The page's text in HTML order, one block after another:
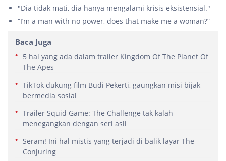
"Dia tidak mati, dia hanya mengalami krisis eksistensial."
“I’m a man with no power, does that make me a woman?”
Baca Juga
5 hal yang ada dalam trailer Kingdom Of The Planet Of
The Apes
TikTok dukung film Budi Pekerti, gaungkan misi bijak
bermedia sosial
Trailer Squid Game: The Challenge tak kalah
menegangkan dengan seri asli
Seram! Ini hal mistis yang terjadi di balik layar The
Conjuring